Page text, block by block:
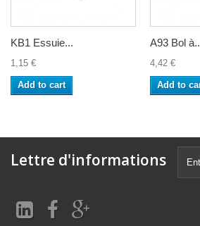
KB1 Essuie...
1,15 €
Add to cart
A93 Bol
4,42 €
Add to
Lettre d'informations